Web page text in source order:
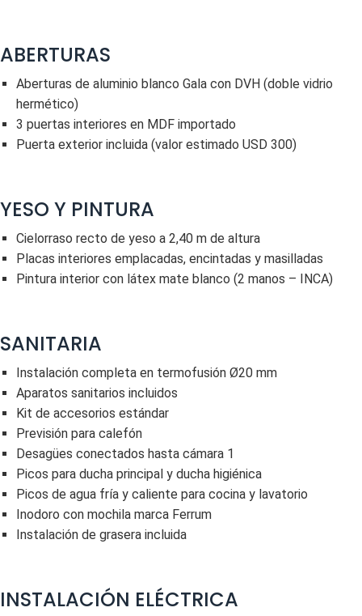
ABERTURAS
Aberturas de aluminio blanco Gala con DVH (doble vidrio
hermético)
3 puertas interiores en MDF importado
Puerta exterior incluida (valor estimado USD 300)
YESO Y PINTURA
Cielorraso recto de yeso a 2,40 m de altura
Placas interiores emplacadas, encintadas y masilladas
Pintura interior con látex mate blanco (2 manos – INCA)
SANITARIA
Instalación completa en termofusión Ø20 mm
Aparatos sanitarios incluidos
Kit de accesorios estándar
Previsión para calefón
Desagües conectados hasta cámara 1
Picos para ducha principal y ducha higiénica
Picos de agua fría y caliente para cocina y lavatorio
Inodoro con mochila marca Ferrum
Instalación de grasera incluida
INSTALACIÓN ELÉCTRICA